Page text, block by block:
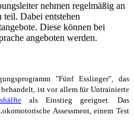
nehmen regelmäßig an
Dabei entstehen
Diese können bei
angeboten werden.
"Fünf Esslinger", das
ist vor allem für Untrainierte
als Einstieg geeignet. Das
Assessment, einem Test